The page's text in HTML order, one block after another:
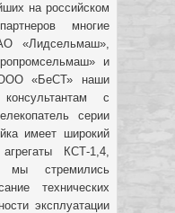
на российском
многие
«Лидсельмаш»,
и
«БеСТ» наши
с
серии
имеет широкий
КСТ-1,4,
стремились
технических
эксплуатации